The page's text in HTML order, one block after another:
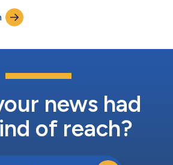
e focalizzate sulla sicurezza.
ha commercializzato il primo sistema...
news had
of reach?